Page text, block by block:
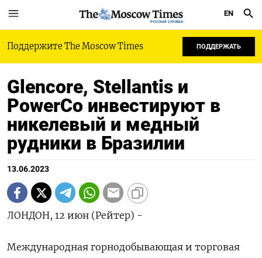
РУССКАЯ СЛУЖБА
EN
Поддержите The Moscow Times ПОДДЕРЖАТЬ
Glencore, Stellantis и
PowerCo инвестируют в
никелевый и медный
рудники в Бразилии
13.06.2023
ЛОНДОН, 12 июн (Рейтер) -
Международная горнодобывающая и торговая